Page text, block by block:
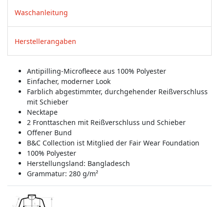
Waschanleitung
Herstellerangaben
Antipilling-Microfleece aus 100% Polyester
Einfacher, moderner Look
Farblich abgestimmter, durchgehender Reißverschluss
mit Schieber
Necktape
2 Fronttaschen mit Reißverschluss und Schieber
Offener Bund
B&C Collection ist Mitglied der Fair Wear Foundation
100% Polyester
Herstellungsland: Bangladesch
Grammatur: 280 g/m²